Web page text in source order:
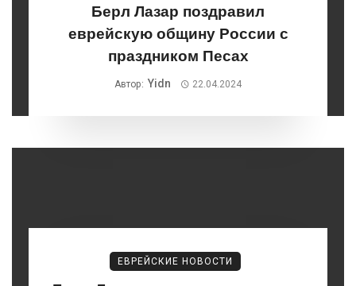
Берл Лазар поздравил
еврейскую общину России с
праздником Песах
Автор: Yidn 22.04.2024
ЕВРЕЙСКИЕ НОВОСТИ